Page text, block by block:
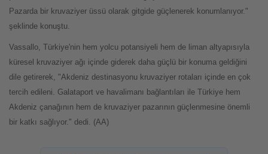
Pazarda bir kruvaziyer üssü olarak gitgide güçlenerek konumlanıyor."
şeklinde konuştu.
Vassallo, Türkiye'nin hem yolcu potansiyeli hem de liman altyapısıyla
küresel kruvaziyer ağı içinde giderek daha güçlü bir konuma geldiğini
dile getirerek, "Akdeniz destinasyonu kruvaziyer rotaları içinde en çok
tercih edileni. Galataport ve havalimanı bağlantıları ile Türkiye hem
Akdeniz çanağının hem de kruvaziyer pazarının güçlenmesine önemli
bir katkı sağlıyor." dedi. (AA)